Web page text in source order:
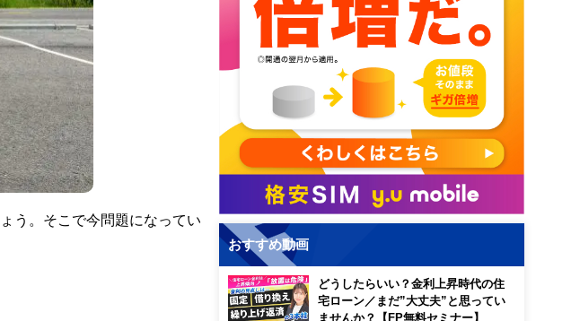
う。そこで今問題になってい
おすすめ動画
どうしたらいい？金利上昇時代の住
宅ローン／まだ”大丈夫”と思ってい
ませんか？【FP無料セミナー】